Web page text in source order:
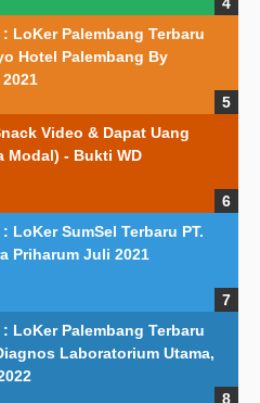
LoKer Palembang Terbaru
Hotel Palembang By
Video & Dapat Uang
Modal) - Bukti WD
LoKer SumSel Terbaru PT.
Priharum Juli 2021
LoKer Palembang Terbaru
Laboratorium Utama,